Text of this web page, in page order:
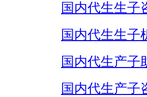
国内代生生子
国内代生生子
国内代生产子
国内代生产子